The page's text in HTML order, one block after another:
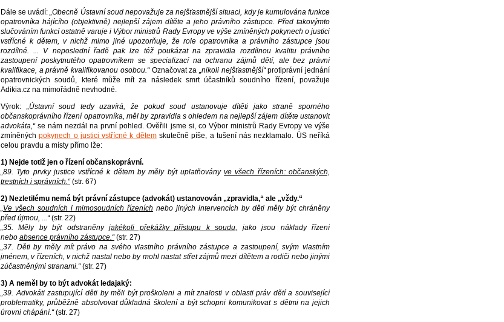
Dále se uvádí:„Obecně Ústavní soud nepovažuje za nejšťastnější situaci, kdy je kumulována funkce
opatrovníka hájícího (objektivně) nejlepší zájem dítěte a jeho právního zástupce. Před takovýmto
slučováním funkcí ostatně varuje i Výbor ministrů Rady Evropy ve výše zmíněných pokynech o justici
vstřícné k dětem, v nichž mimo jiné upozorňuje, že role opatrovníka a právního zástupce jsou
rozdílné. ... V neposlední řadě pak lze též poukázat na zpravidla rozdílnou kvalitu právního
zastoupení poskytnutého opatrovníkem se specializací na ochranu zájmů dětí, ale bez právní
kvalifikace, a právně kvalifikovanou osobou.“ Označovat za „nikoli nejšťastnější“protiprávní jednání
opatrovnických soudů, které může mít za následek smrt účastníků soudního řízení, považuje
Adikia.cz na mimořádně nevhodné.
Výrok: „Ústavní soud tedy uzavírá, že pokud soud ustanovuje dítěti jako straně sporného
občanskoprávního řízení opatrovníka, měl by zpravidla s ohledem na nejlepší zájem dítěte ustanovit
advokáta,“se nám nezdál na první pohled. Ověřili jsme si, co Výbor ministrů Rady Evropy ve výše
zmíněnýchpokynech o justici vstřícné k dětemskutečně píše, a tušení nás nezklamalo. ÚS neříká
celou pravdu a místy přímo lže:
1) Nejde totiž jen o řízení občanskoprávní.
„89. Tyto prvky justice vstřícné k dětem by měly být uplatňoványve všech řízeních: občanských,
trestních i správních.“(str. 67)
2) Nezletilému nemá být právní zástupce (advokát) ustanovován „zpravidla,“ ale „vždy.“
„Ve všech soudních i mimosoudních řízeních nebo jiných intervencích by děti měly být chráněny
před újmou, ...“(str. 22)
„35. Měly by být odstraněnyjakékoli překážky přístupu k soudu, jako jsou náklady řízení
nebo absence právního zástupce.“(str. 27)
„37. Děti by měly mít právo na svého vlastního právního zástupce a zastoupení, svým vlastním
jménem, v řízeních, v nichž nastal nebo by mohl nastat střet zájmů mezi dítětem a rodiči nebo jinými
zúčastněnými stranami.“(str. 27)
3) A neměl by to být advokát ledajaký:
„39. Advokáti zastupující děti by měli být proškoleni a mít znalosti v oblasti práv dětí a související
problematiky, průběžně absolvovat důkladná školení a být schopni komunikovat s dětmi na jejich
úrovni chápání.“(str. 27)